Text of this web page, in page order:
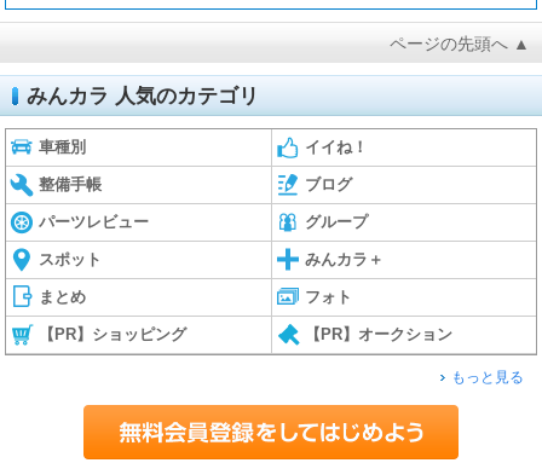
ページの先頭へ ▲
みんカラ 人気のカテゴリ
車種別 イイね！
整備手帳 ブログ
パーツレビュー グループ
スポット みんカラ＋
まとめ フォト
【PR】ショッピング 【PR】オークション
もっと見る